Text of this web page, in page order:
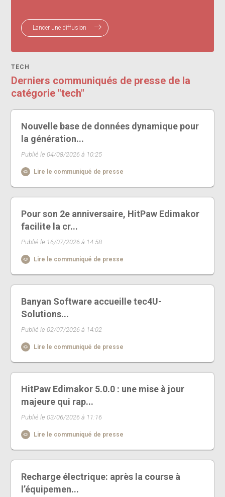
Lancer une diffusion
TECH
Derniers communiqués de presse de la
catégorie "tech"
Nouvelle base de données dynamique pour
la génération...
Publié le 04/08/2026 à 10:25
Lire le communiqué de presse
Pour son 2e anniversaire, HitPaw Edimakor
facilite la cr...
Publié le 16/07/2026 à 14:58
Lire le communiqué de presse
Banyan Software accueille tec4U-
Solutions...
Publié le 02/07/2026 à 14:02
Lire le communiqué de presse
HitPaw Edimakor 5.0.0 : une mise à jour
majeure qui rap...
Publié le 03/06/2026 à 11:16
Lire le communiqué de presse
Recharge électrique: après la course à
l’équipemen...